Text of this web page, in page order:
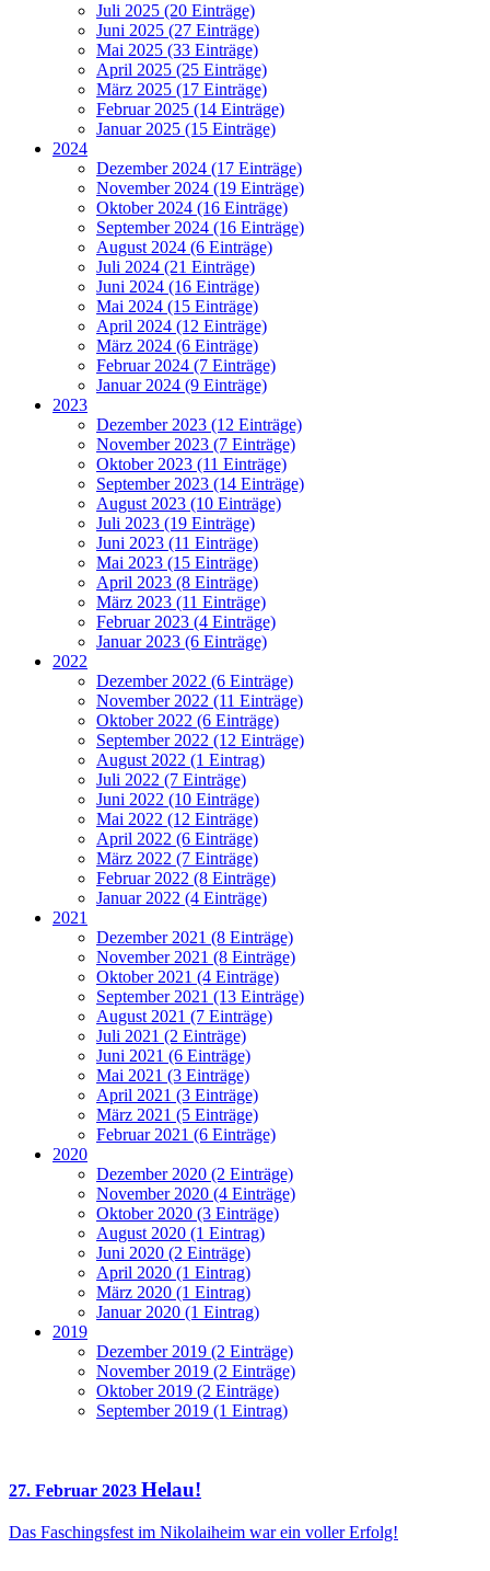
Juli 2025 (20 Einträge)
Juni 2025 (27 Einträge)
Mai 2025 (33 Einträge)
April 2025 (25 Einträge)
März 2025 (17 Einträge)
Februar 2025 (14 Einträge)
Januar 2025 (15 Einträge)
2024
Dezember 2024 (17 Einträge)
November 2024 (19 Einträge)
Oktober 2024 (16 Einträge)
September 2024 (16 Einträge)
August 2024 (6 Einträge)
Juli 2024 (21 Einträge)
Juni 2024 (16 Einträge)
Mai 2024 (15 Einträge)
April 2024 (12 Einträge)
März 2024 (6 Einträge)
Februar 2024 (7 Einträge)
Januar 2024 (9 Einträge)
2023
Dezember 2023 (12 Einträge)
November 2023 (7 Einträge)
Oktober 2023 (11 Einträge)
September 2023 (14 Einträge)
August 2023 (10 Einträge)
Juli 2023 (19 Einträge)
Juni 2023 (11 Einträge)
Mai 2023 (15 Einträge)
April 2023 (8 Einträge)
März 2023 (11 Einträge)
Februar 2023 (4 Einträge)
Januar 2023 (6 Einträge)
2022
Dezember 2022 (6 Einträge)
November 2022 (11 Einträge)
Oktober 2022 (6 Einträge)
September 2022 (12 Einträge)
August 2022 (1 Eintrag)
Juli 2022 (7 Einträge)
Juni 2022 (10 Einträge)
Mai 2022 (12 Einträge)
April 2022 (6 Einträge)
März 2022 (7 Einträge)
Februar 2022 (8 Einträge)
Januar 2022 (4 Einträge)
2021
Dezember 2021 (8 Einträge)
November 2021 (8 Einträge)
Oktober 2021 (4 Einträge)
September 2021 (13 Einträge)
August 2021 (7 Einträge)
Juli 2021 (2 Einträge)
Juni 2021 (6 Einträge)
Mai 2021 (3 Einträge)
April 2021 (3 Einträge)
März 2021 (5 Einträge)
Februar 2021 (6 Einträge)
2020
Dezember 2020 (2 Einträge)
November 2020 (4 Einträge)
Oktober 2020 (3 Einträge)
August 2020 (1 Eintrag)
Juni 2020 (2 Einträge)
April 2020 (1 Eintrag)
März 2020 (1 Eintrag)
Januar 2020 (1 Eintrag)
2019
Dezember 2019 (2 Einträge)
November 2019 (2 Einträge)
Oktober 2019 (2 Einträge)
September 2019 (1 Eintrag)
27. Februar 2023 Helau!
Das Faschingsfest im Nikolaiheim war ein voller Erfolg!